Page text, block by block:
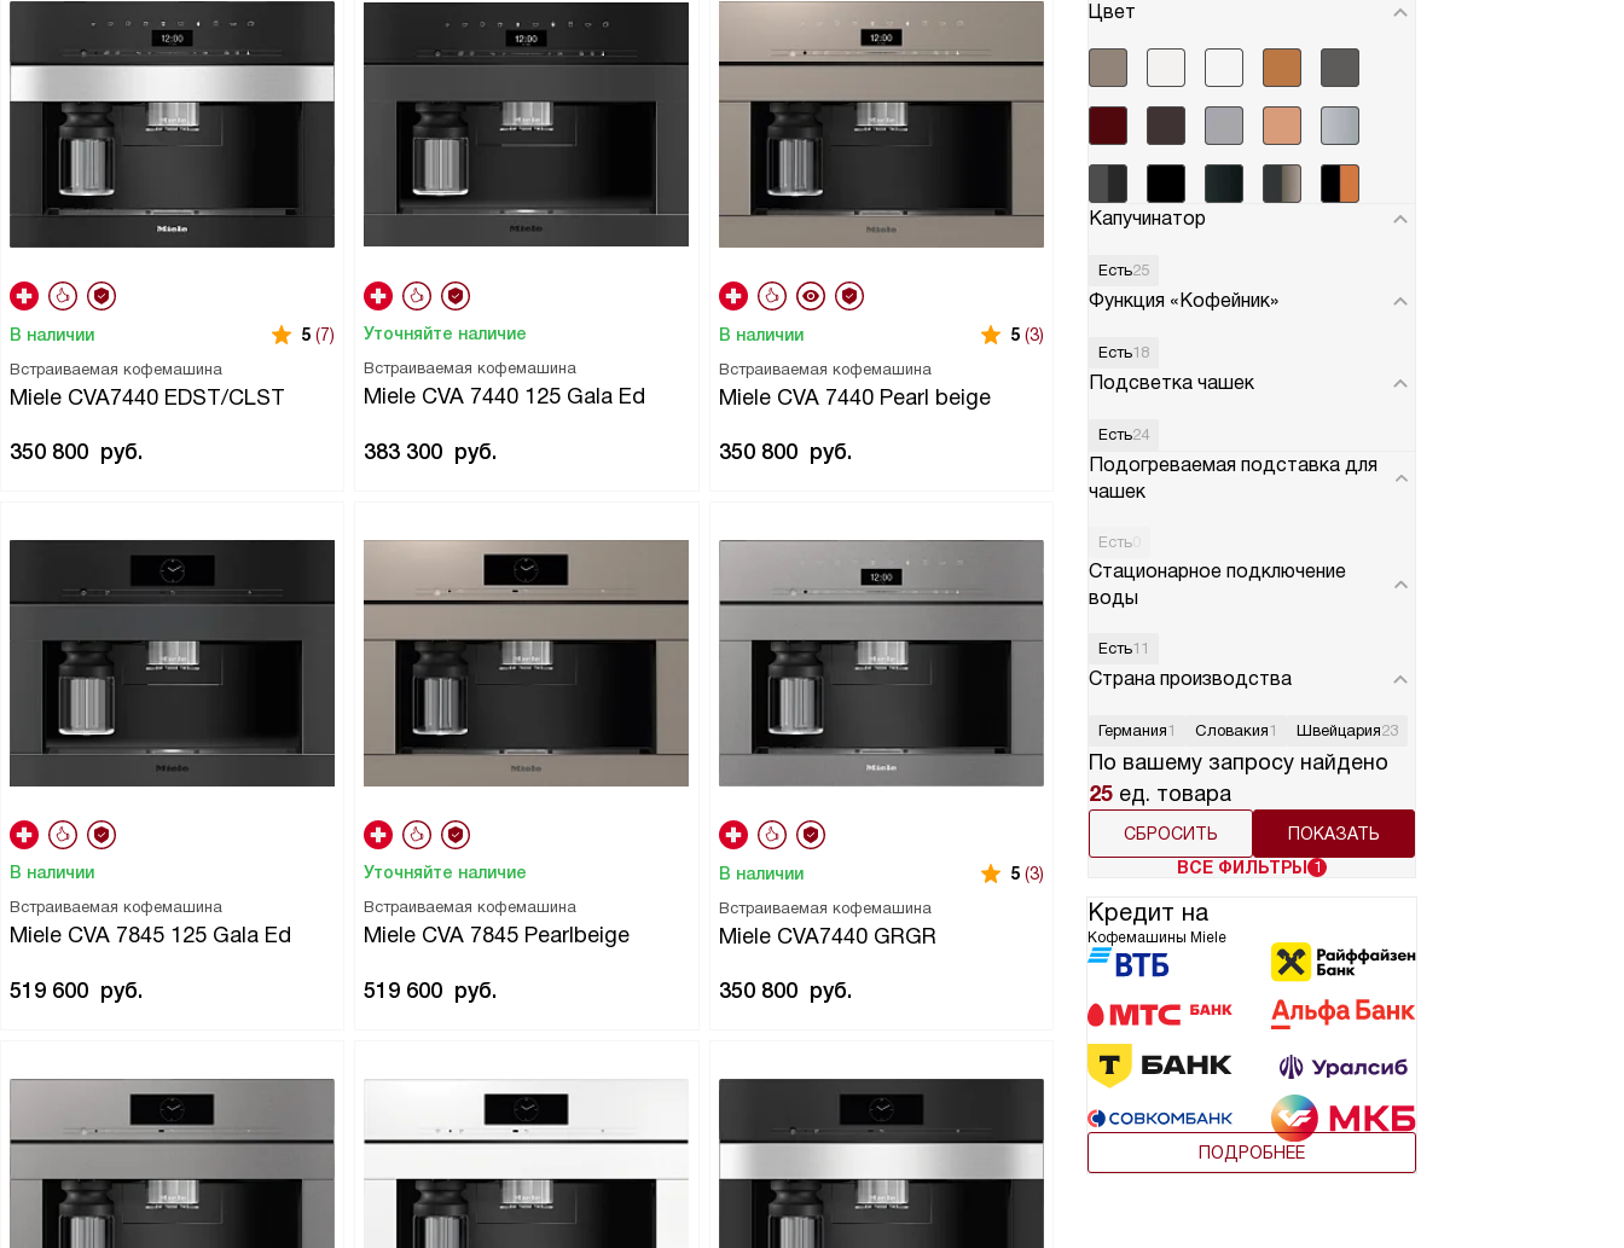
Цвет
Капучинатор
Есть25
Функция «Кофейник»
Есть18
Подсветка чашек
Есть24
Подогреваемая подставка для
чашек
Есть
Стационарное подключение
воды
Есть11
Страна производства
Германия1 Словакия1 Швейцария23
По вашему запросу найдено
25 ед. товара
СБРОСИТЬ
ВСЕ ФИЛЬТРЫ
1
Кредит на
Кофемашины Miele
ПОДРОБНЕЕ
Встраиваемая кофемашина
Miele CVA7440 EDST/CLST
В наличии 5 (7)
350 800 руб.
Встраиваемая кофемашина
Miele CVA 7440 125 Gala Ed
Уточняйте наличие
383 300 руб.
Встраиваемая кофемашина
Miele CVA 7440 Pearl beige
В наличии 5 (3)
350 800 руб.
Встраиваемая кофемашина
Miele CVA 7845 125 Gala Ed
В наличии
519 600 руб.
Встраиваемая кофемашина
Miele CVA 7845 Pearlbeige
Уточняйте наличие
519 600 руб.
Встраиваемая кофемашина
Miele CVA7440 GRGR
В наличии 5 (3)
350 800 руб.